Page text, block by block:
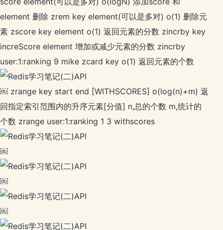
element 删除 zrem key element(可以是多对) o(1) 删除元
素 zscore key element o(1) 返回元素的分数 zincrby key
increScore element 增加或减少元素的分数 zincrby
user:1:ranking 9 mike zcard key o(1) 返回元素的个数
￼ zrange key start end [WITHSCORES] o(log(n)+m) 返
回指定索引范围内的升序元素[分值] n,总的个数 m,统计的
个数 zrange user:1:ranking 1 3 withscores
￼
￼
￼